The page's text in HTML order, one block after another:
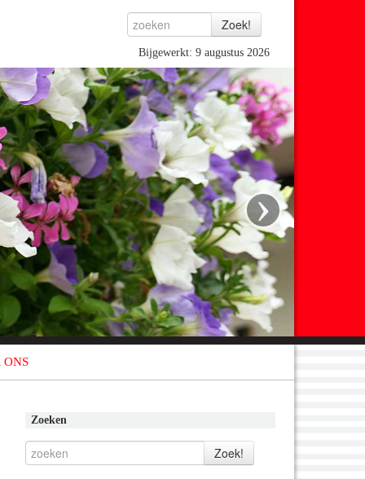
Bijgewerkt: 9 augustus 2026
›
ONS
Zoeken